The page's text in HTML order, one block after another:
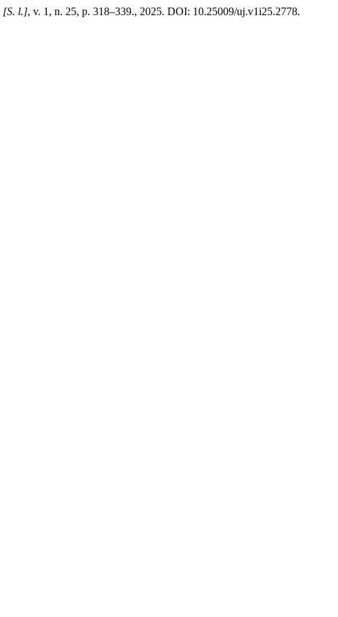
[S. l.], v. 1, n. 25, p. 318–339., 2025. DOI: 10.25009/uj.v1i25.2778.